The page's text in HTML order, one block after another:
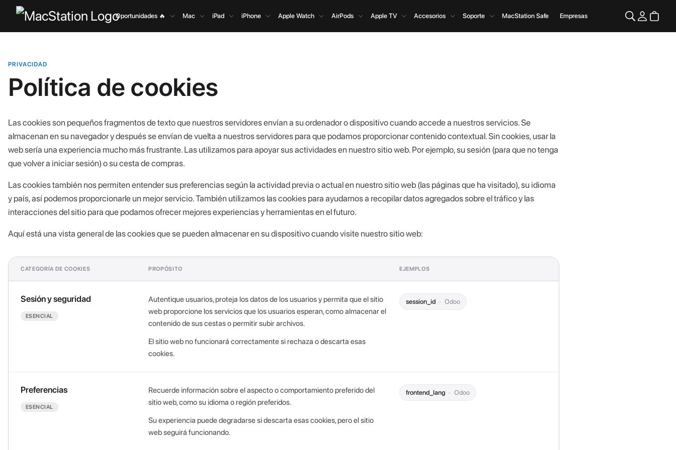
Oportunidades 🔥 Mac iPad iPhone Apple Watch AirPods Apple TV Accesorios Soporte MacStation Safe Empresas
PRIVACIDAD
Política de cookies
Las cookies son pequeños fragmentos de texto que nuestros servidores envían a su ordenador o dispositivo cuando accede a nuestros servicios. Se
almacenan en su navegador y después se envían de vuelta a nuestros servidores para que podamos proporcionar contenido contextual. Sin cookies, usar la
web sería una experiencia mucho más frustrante. Las utilizamos para apoyar sus actividades en nuestro sitio web. Por ejemplo, su sesión (para que no tenga
que volver a iniciar sesión) o su cesta de compras.
Las cookies también nos permiten entender sus preferencias según la actividad previa o actual en nuestro sitio web (las páginas que ha visitado), su idioma
y país, así podemos proporcionarle un mejor servicio. También utilizamos las cookies para ayudarnos a recopilar datos agregados sobre el tráfico y las
interacciones del sitio para que podamos ofrecer mejores experiencias y herramientas en el futuro.
Aquí está una vista general de las cookies que se pueden almacenar en su dispositivo cuando visite nuestro sitio web:
CATEGORÍA DE COOKIES PROPÓSITO EJEMPLOS
Sesión y seguridad
ESENCIAL
Autentique usuarios, proteja los datos de los usuarios y permita que el sitio
web proporcione los servicios que los usuarios esperan, como almacenar el
contenido de sus cestas o permitir subir archivos.
El sitio web no funcionará correctamente si rechaza o descarta esas
cookies.
session_id Odoo
Preferencias
ESENCIAL
Recuerde información sobre el aspecto o comportamiento preferido del
sitio web, como su idioma o región preferidos.
Su experiencia puede degradarse si descarta esas cookies, pero el sitio
web seguirá funcionando.
frontend_lang Odoo